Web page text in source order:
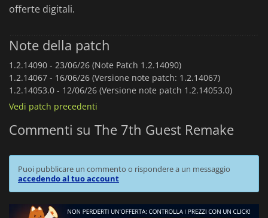
offerte digitali.
Note della patch
1.2.14090 - 23/06/26 (Note Patch 1.2.14090)
1.2.14067 - 16/06/26 (Versione note patch: 1.2.14067)
1.2.14053.0 - 12/06/26 (Versione note patch 1.2.14053.0)
Vedi patch precedenti
Commenti su The 7th Guest Remake
Puoi pubblicare un commento o rispondere a un messaggio
accedendo al tuo account